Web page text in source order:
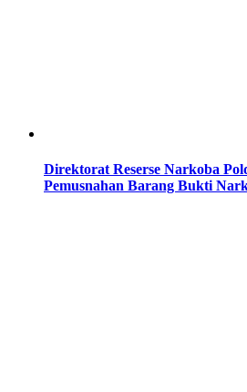
Direktorat Reserse Narkoba
Pemusnahan Barang Bukti